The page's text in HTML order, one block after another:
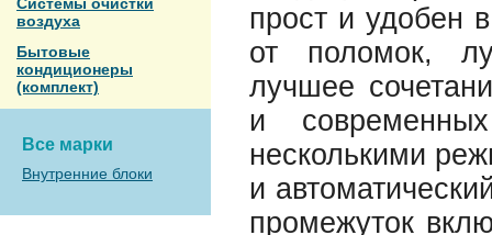
воздуха
Бытовые
кондиционеры
(комплект)
Все марки
Внутренние блоки
прост и удобен
от поломок,
лучшее
и
несколькими
и
промежуток